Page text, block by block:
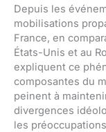
Depuis les
mobilisations
France, en
États-Unis et au
expliquent ce
composantes du
peinent à
divergences
les